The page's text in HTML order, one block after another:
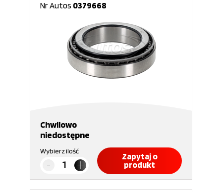
Nr Autos 0379668
Chwilowo
niedostępne
Wybierz ilość
Zapytaj o
produkt